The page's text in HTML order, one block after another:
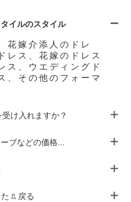
イルのスタイル
花嫁介添人のドレ
レス、花嫁のドレス
ス、ウエディングド
、その他のフォーマ
け入れますか？
ブなどの価格...
& 戻る